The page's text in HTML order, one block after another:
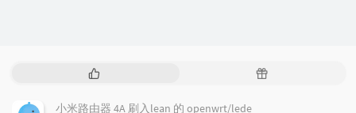
文
随
小米路由器 4A 刷入lean 的 openwrt/lede